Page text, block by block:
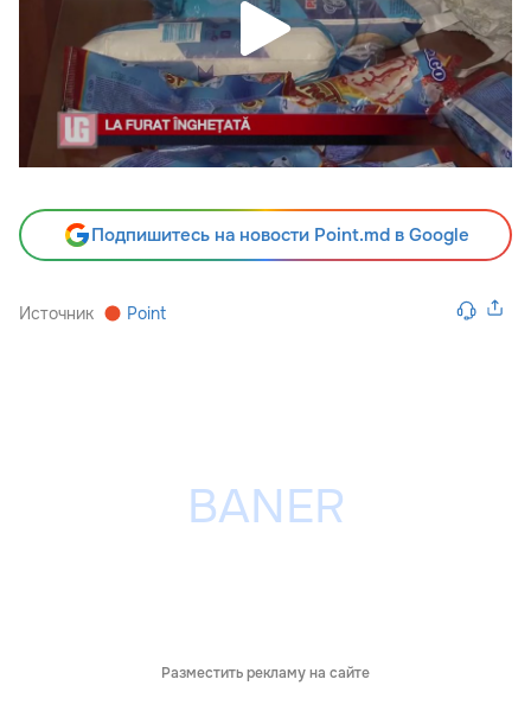
Подпишитесь на новости Point.md в Google
Источник Point
Разместить рекламу на сайте